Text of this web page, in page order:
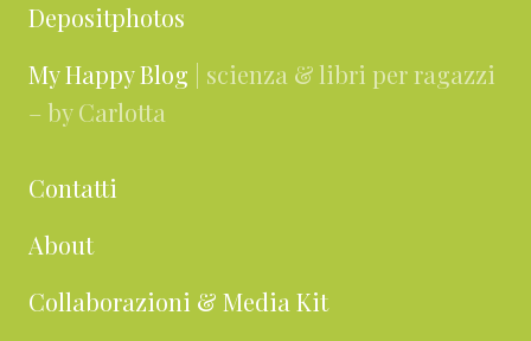
Depositphotos
My Happy Blog | scienza & libri per ragazzi
– by Carlotta
Contatti
About
Collaborazioni & Media Kit